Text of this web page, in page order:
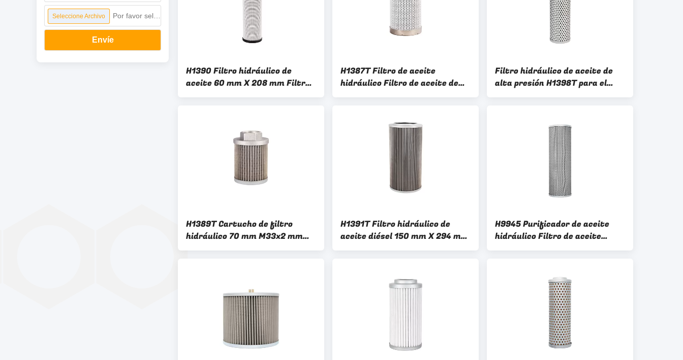
Seleccione Archivo
Envíe
H1390 Filtro hidráulico de
aceite 60 mm X 208 mm Filtro
hidráulico de excavadora
H1387T Filtro de aceite
hidráulico Filtro de aceite de
automóvil de 47 mm x 85 mm
Filtro hidráulico de aceite de
alta presión H1398T para el
sistema hidráulico de vehículos
H1389T Cartucho de filtro
hidráulico 70 mm M33x2 mm
Giro en el filtro hidráulico
H1391T Filtro hidráulico de
aceite diésel 150 mm X 294 mm
Para el sistema hidráulico de
H9945 Purificador de aceite
hidráulico Filtro de aceite
sintético de 150 mm para diesel